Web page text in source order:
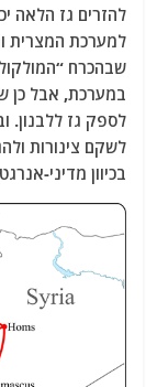
להזרים גז הלאה
למערכת המצרית
שבהכרח
במערכת, אבל כן
לספק גז ללבנון.
לשקם צינורות
בכיוון מדיני-